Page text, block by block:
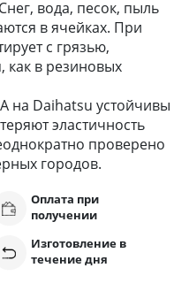
вода, песок, пыль
в ячейках. При
с грязью,
как в резиновых
на Daihatsu устойчивы
эластичность
проверено
городов.
Оплата при
получении
Изготовление в
течение дня